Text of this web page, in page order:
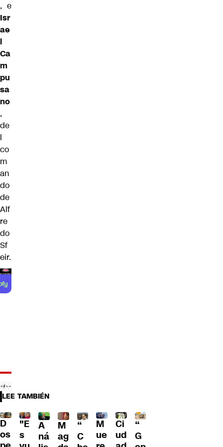
, e
Isr
ae
l
Ca
m
pu
sa
no
,
de
l
co
m
an
do
de
Alf
re
do
Sf
eir.
LEE TAMBIÉN
D
os
"E
s
A
ná
M
ag
“
C
M
ue
Ci
ud
“
G